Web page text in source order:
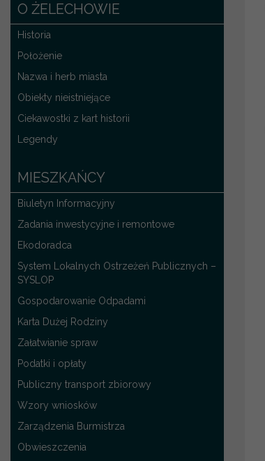
O ŻELECHOWIE
Historia
Położenie
Nazwa i herb miasta
Obiekty nieistniejące
Ciekawostki z kart historii
Legendy
MIESZKAŃCY
Biuletyn Informacyjny
Zadania inwestycyjne i remontowe
Ekodoradca
System Lokalnych Ostrzeżeń Publicznych –
SYSLOP
Gospodarowanie Odpadami
Karta Dużej Rodziny
Załatwianie spraw
Podatki i opłaty
Publiczny transport zbiorowy
Wzory wniosków
Zarządzenia Burmistrza
Obwieszczenia